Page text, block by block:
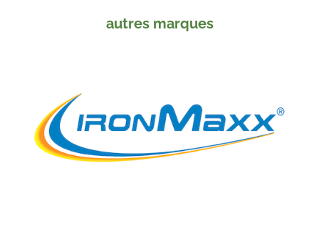
autres marques